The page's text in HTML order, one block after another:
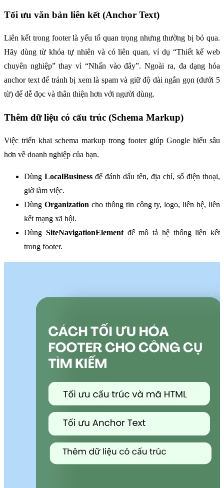
Tối ưu văn bản liên kết (Anchor Text)
Liên kết trong footer là yếu tố quan trọng nhưng thường bị bỏ qua.
Hãy dùng từ khóa tự nhiên và có liên quan, ví dụ “Thiết kế web
chuyên nghiệp” thay vì “Nhấn vào đây”. Ngoài ra, đa dạng hóa
anchor text để tránh bị xem là spam và giữ độ dài ngắn gọn (dưới 5
từ) để dễ đọc và thân thiện hơn với người dùng.
Thêm dữ liệu có cấu trúc (Schema Markup)
Việc triển khai schema markup trong footer giúp Google hiểu sâu
hơn về doanh nghiệp của bạn.
Dùng LocalBusiness để đánh dấu tên, địa chỉ, số điện thoại,
giờ làm việc.
Dùng Organization cho thông tin công ty, logo, liên hệ, liên
kết mạng xã hội.
Dùng SiteNavigationElement để mô tả hệ thống liên kết
trong footer.